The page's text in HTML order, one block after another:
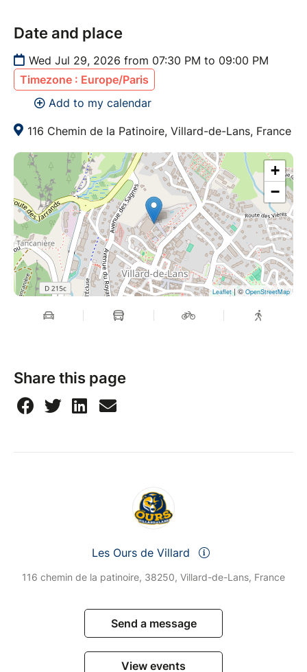
Date and place
Wed Jul 29, 2026 from 07:30 PM to 09:00 PM
Timezone : Europe/Paris
Add to my calendar
116 Chemin de la Patinoire, Villard-de-Lans, France
+
−
Leaflet| © OpenStreetMap
Share this page
Les Ours de Villard
116 chemin de la patinoire, 38250, Villard-de-Lans, France
Send a message
View events